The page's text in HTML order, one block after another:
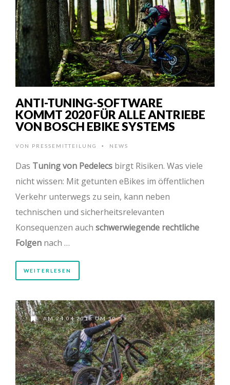
ANTI-TUNING-SOFTWARE
KOMMT 2020 FÜR ALLE ANTRIEBE
VON BOSCH EBIKE SYSTEMS
VON PRESSEMITTEILUNG • NEWS
Das Tuning von Pedelecs birgt Risiken. Was viele
nicht wissen: Mit getunten eBikes im öffentlichen
Verkehr unterwegs zu sein, kann neben
technischen und sicherheitsrelevanten
Konsequenzen auch schwerwiegende rechtliche
Folgen nach …
WEITERLESEN
AM 24.04.2018 UM 10:59